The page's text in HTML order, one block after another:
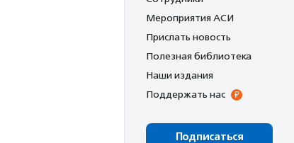
Мероприятия АСИ
Прислать новость
Полезная библиотека
Наши издания
Поддержать нас
Подписаться